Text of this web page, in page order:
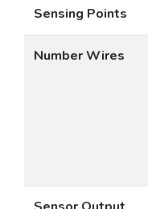
Sensing Points
Number Wires